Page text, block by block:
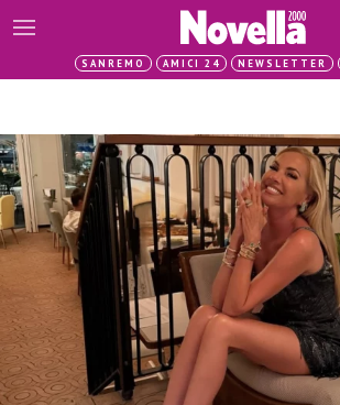
SANREMO AMICI 24 NEWSLETTER